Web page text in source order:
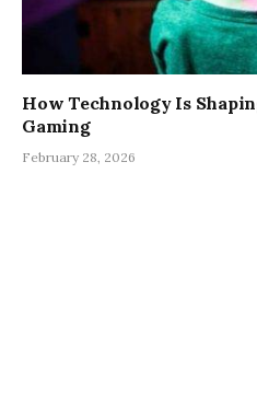
How Technology Is
Gaming
February 28, 2026